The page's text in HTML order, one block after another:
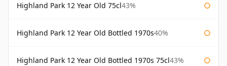
Highland Park 12 Year Old 75cl43%
Highland Park 12 Year Old Bottled 1970s40%
Highland Park 12 Year Old Bottled 1970s 75cl43%